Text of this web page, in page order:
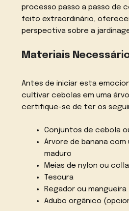
processo passo a passo de
feito extraordinário,
perspectiva sobre a
Materiais
Antes de iniciar esta
cultivar cebolas em uma
certifique-se de ter os
Conjuntos de cebola
Árvore de banana com
maduro
Meias de nylon ou
Tesoura
Regador ou mangueira
Adubo orgânico